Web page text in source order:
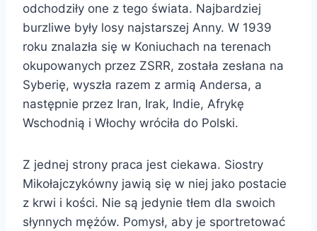
odchodziły one z tego świata. Najbardziej
burzliwe były losy najstarszej Anny. W 1939
roku znalazła się w Koniuchach na terenach
okupowanych przez ZSRR, została zesłana na
Syberię, wyszła razem z armią Andersa, a
następnie przez Iran, Irak, Indie, Afrykę
Wschodnią i Włochy wróciła do Polski.
Z jednej strony praca jest ciekawa. Siostry
Mikołajczykówny jawią się w niej jako postacie
z krwi i kości. Nie są jedynie tłem dla swoich
słynnych mężów. Pomysł, aby je sportretować